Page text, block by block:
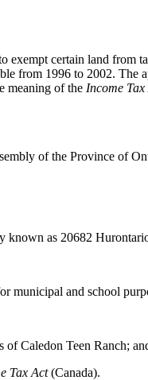
certain land
from 1996 to 2002. The
meaning of the Income Tax
of the Province of
known as 20682
municipal and school
of Caledon Teen Ranch;
Tax Act(Canada).